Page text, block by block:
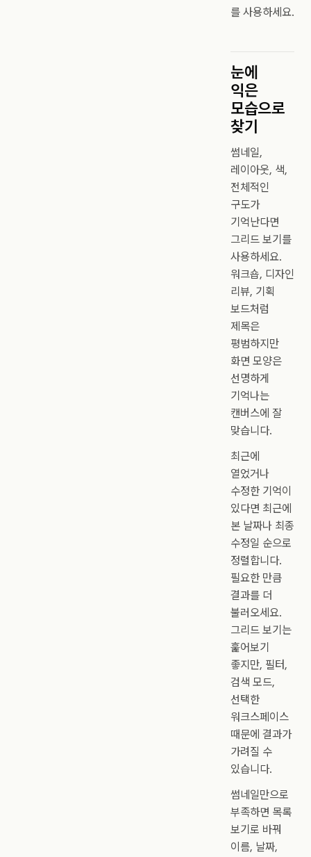
를 사용하세요.
눈에
익은
모습으로
찾기
썸네일,
레이아웃, 색,
전체적인
구도가
기억난다면
그리드 보기를
사용하세요.
워크숍, 디자인
리뷰, 기획
보드처럼
제목은
평범하지만
화면 모양은
선명하게
기억나는
캔버스에 잘
맞습니다.
최근에
열었거나
수정한 기억이
있다면 최근에
본 날짜나 최종
수정일 순으로
정렬합니다.
필요한 만큼
결과를 더
불러오세요.
그리드 보기는
훑어보기
좋지만, 필터,
검색 모드,
선택한
워크스페이스
때문에 결과가
가려질 수
있습니다.
썸네일만으로
부족하면 목록
보기로 바꿔
이름, 날짜,